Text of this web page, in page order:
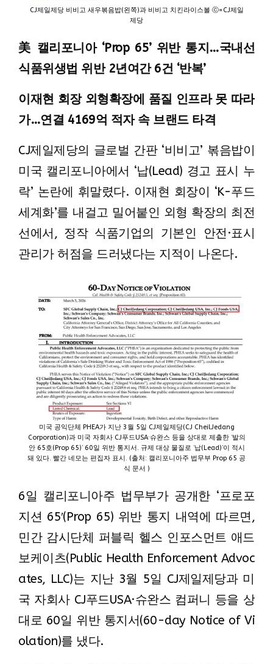
CJ제일제당 비비고 새우볶음밥(왼쪽)과 비비고 치킨라이스볼 ⓒ=CJ제일
제당
美 캘리포니아 ‘Prop 65’ 위반 통지…국내선
식품위생법 위반 2년여간 6건 ‘반복’
이재현 회장 외형확장에 품질 인프라 못 따라
가…연결 4169억 적자 속 브랜드 타격
CJ제일제당의 글로벌 간판 ‘비비고’ 볶음밥이
미국 캘리포니아에서 ‘납(Lead) 경고 표시 누
락’ 논란에 휘말렸다. 이재현 회장이 ‘K-푸드
세계화’를 내걸고 밀어붙인 외형 확장의 최전
선에서, 정작 식품기업의 기본인 안전·표시
관리가 허점을 드러냈다는 지적이 나온다.
미국 공익단체 PHEA가 지난 3월 5일 CJ제일제당(CJ CheilJedang
Corporation)과 미국 자회사 CJ푸드USA·슈완스 등을 상대로 제출한 ‘발의
안 65호(Prop 65)’ 60일 위반 통지서. 규제 대상 물질로 ‘납(Lead)’이 적시
돼 있다. 빨간 네모는 편집자 표시. (출처: 캘리포니아주 법무부 Prop 65 공
식 문서 )
6일 캘리포니아주 법무부가 공개한 ‘프로포
지션 65′(Prop 65) 위반 통지 내역에 따르면,
민간 감시단체 퍼블릭 헬스 인포스먼트 애드
보케이츠(Public Health Enforcement Advoc
ates, LLC)는 지난 3월 5일 CJ제일제당과 미
국 자회사 CJ푸드USA·슈완스 컴퍼니 등을 상
대로 60일 위반 통지서(60-day Notice of Vi
olation)를 냈다.